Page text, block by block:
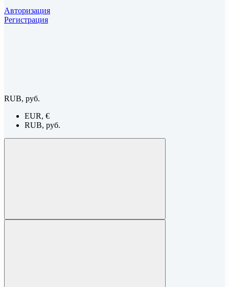
Авторизация
Регистрация
RUB, руб.
EUR, €
RUB, руб.